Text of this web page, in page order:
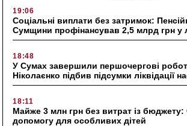
19:06
Соціальні виплати без затримок:
Сумщини профінансував 2,5 млрд грн у
18:48
У Сумах завершили першочергові
Ніколаєнко підбив підсумки ліквідації
18:11
Майже 3 млн грн без витрат із
допомогу для особливих дітей